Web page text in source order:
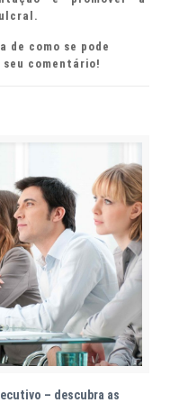
de como se pode
comentário!
– descubra as